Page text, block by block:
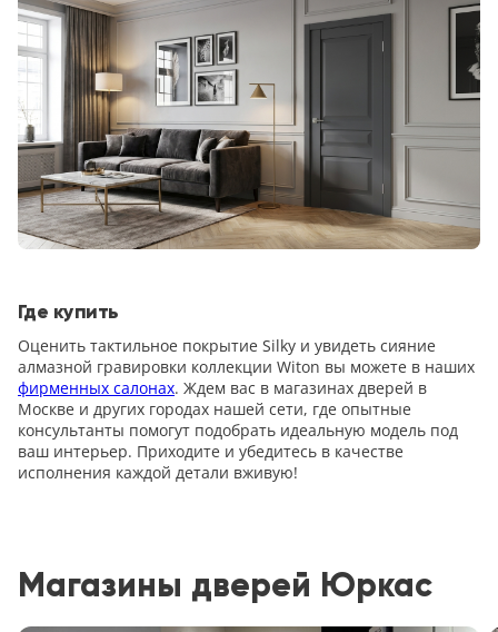
Где купить
Оценить тактильное покрытие Silky и увидеть сияние
алмазной гравировки коллекции Witon вы можете в наших
фирменных салонах. Ждем вас в магазинах дверей в
Москве и других городах нашей сети, где опытные
консультанты помогут подобрать идеальную модель под
ваш интерьер. Приходите и убедитесь в качестве
исполнения каждой детали вживую!
Магазины дверей Юркас